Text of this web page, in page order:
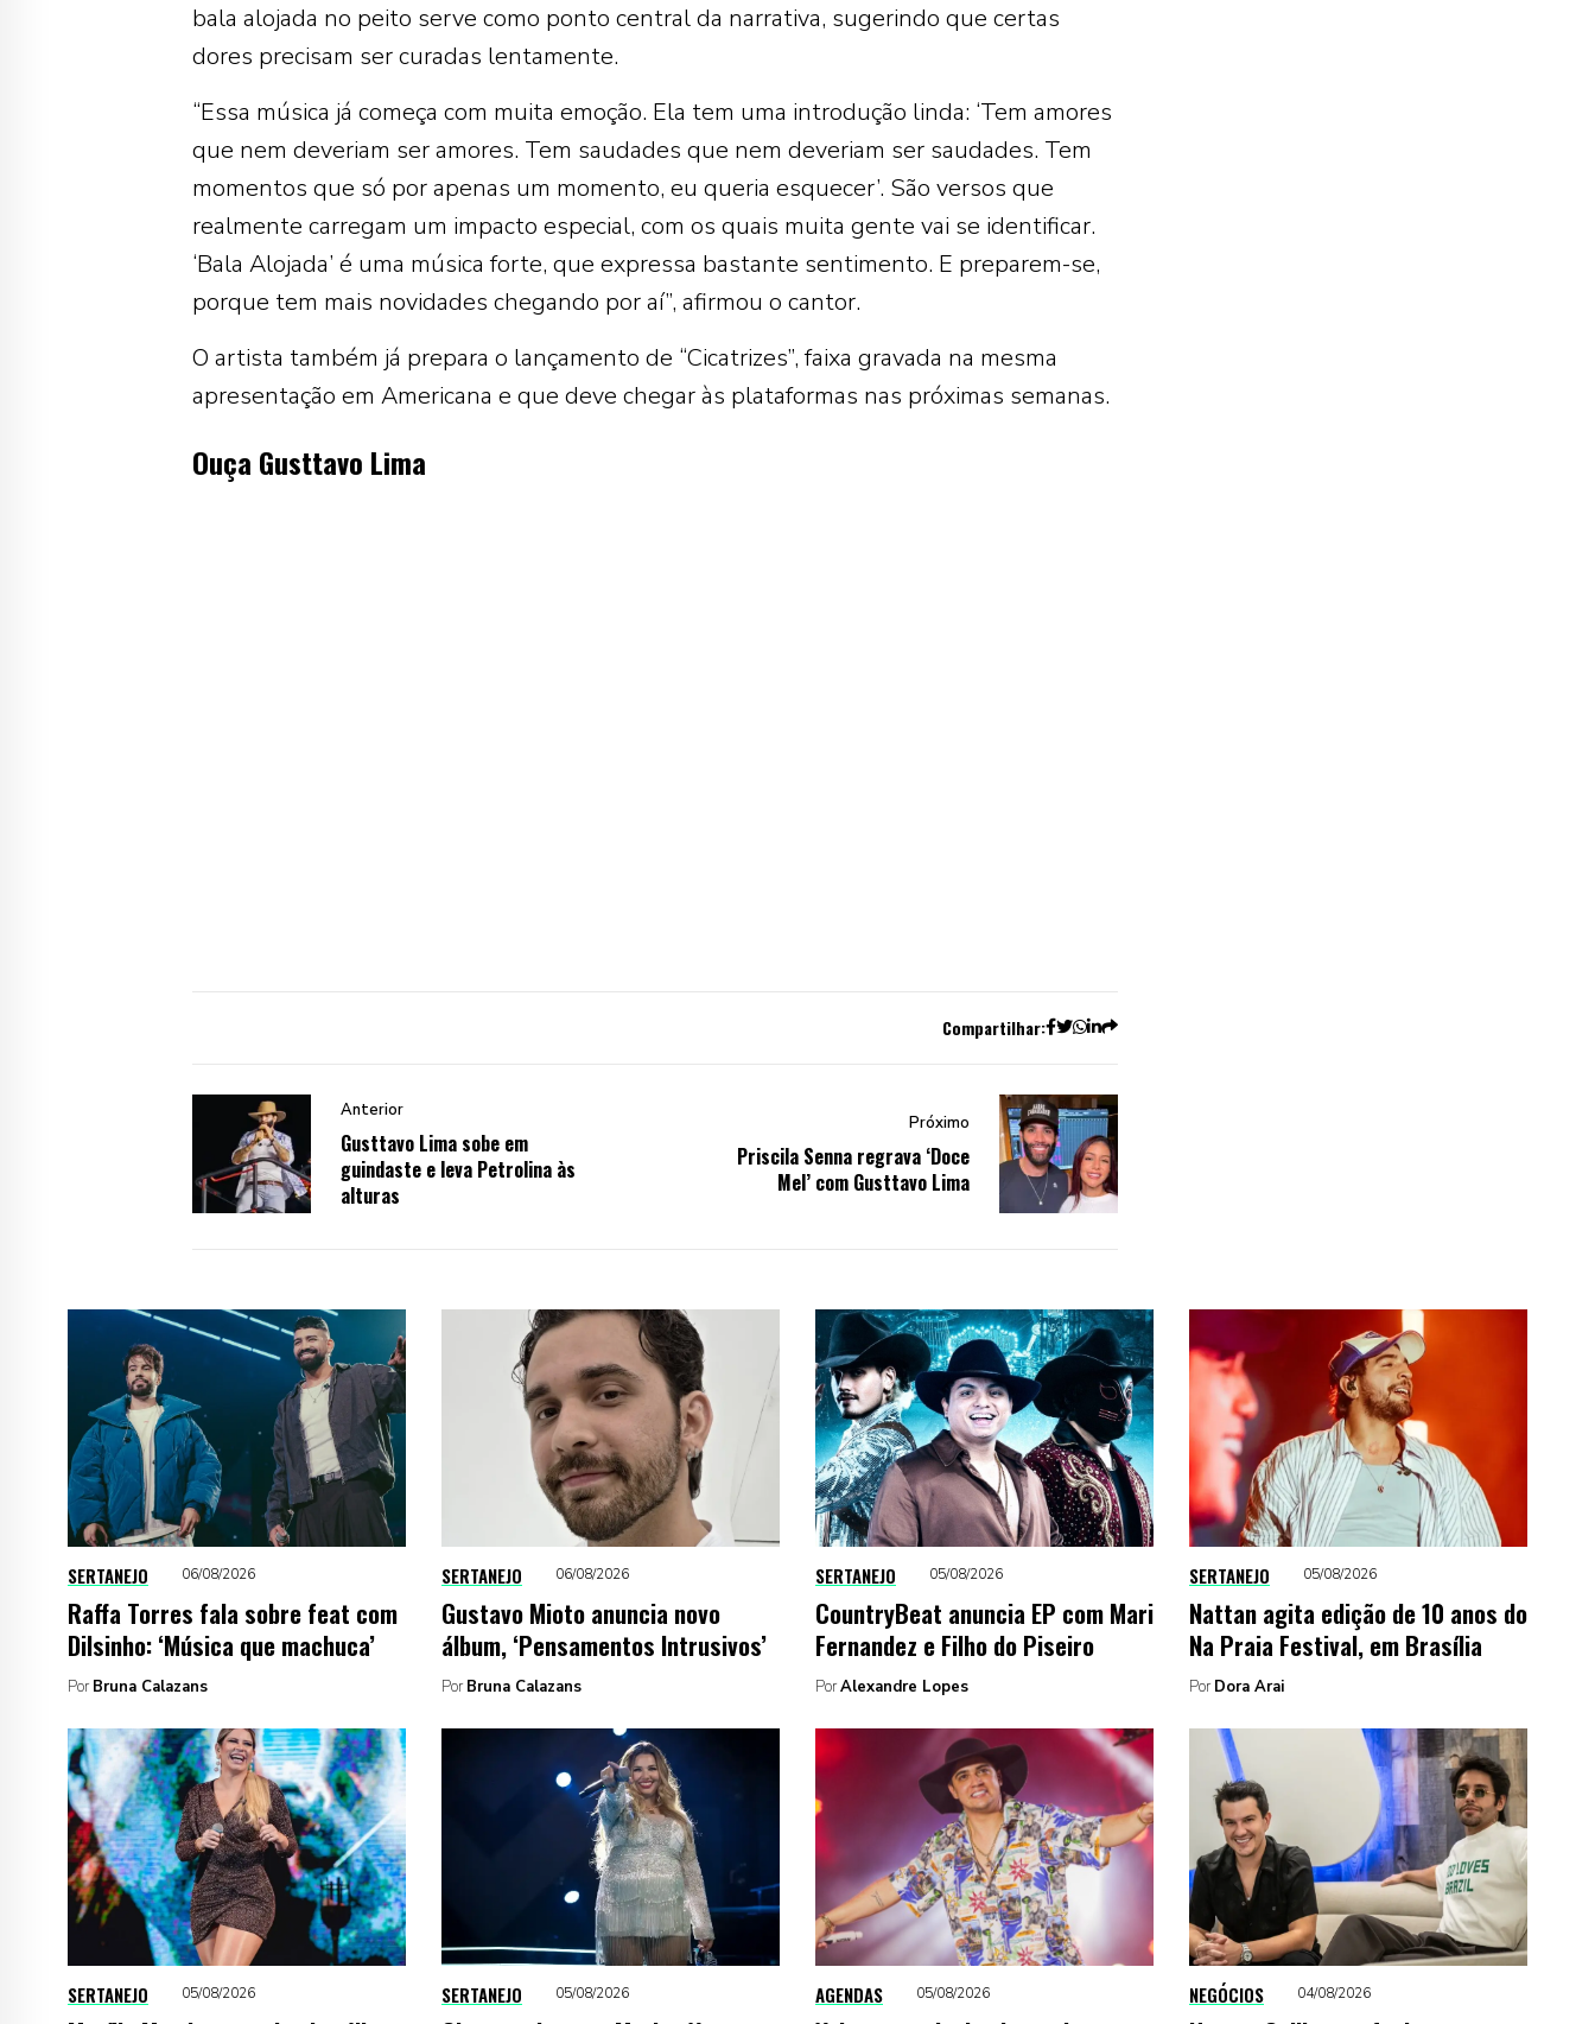
bala alojada no peito serve como ponto central da narrativa, sugerindo que certas
dores precisam ser curadas lentamente.
“Essa música já começa com muita emoção. Ela tem uma introdução linda: ‘Tem amores
que nem deveriam ser amores. Tem saudades que nem deveriam ser saudades. Tem
momentos que só por apenas um momento, eu queria esquecer’. São versos que
realmente carregam um impacto especial, com os quais muita gente vai se identificar.
‘Bala Alojada’ é uma música forte, que expressa bastante sentimento. E preparem-se,
porque tem mais novidades chegando por aí”, afirmou o cantor.
O artista também já prepara o lançamento de “Cicatrizes”, faixa gravada na mesma
apresentação em Americana e que deve chegar às plataformas nas próximas semanas.
Ouça Gusttavo Lima
Compartilhar:
Anterior
Gusttavo Lima sobe em
guindaste e leva Petrolina às
alturas
Próximo
Priscila Senna regrava ‘Doce
Mel’ com Gusttavo Lima
SERTANEJO 06/08/2026
Raffa Torres fala sobre feat com
Dilsinho: ‘Música que machuca’
Por Bruna Calazans
SERTANEJO 06/08/2026
Gustavo Mioto anuncia novo
álbum, ‘Pensamentos Intrusivos’
Por Bruna Calazans
SERTANEJO 05/08/2026
CountryBeat anuncia EP com Mari
Fernandez e Filho do Piseiro
PorAlexandre Lopes
SERTANEJO 05/08/2026
Nattan agita edição de 10 anos do
Na Praia Festival, em Brasília
Por Dora Arai
SERTANEJO 05/08/2026 SERTANEJO 05/08/2026 AGENDAS 05/08/2026 NEGÓCIOS 04/08/2026